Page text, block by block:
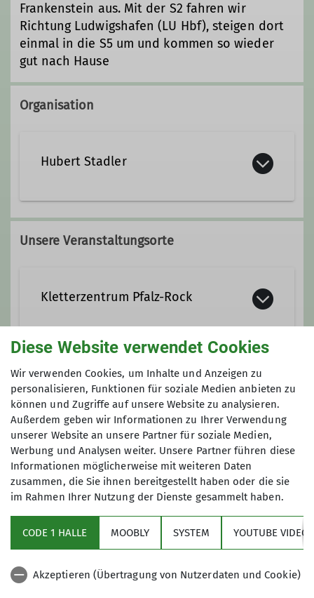
Frankenstein aus. Mit der S2 fahren wir
Richtung Ludwigshafen (LU Hbf), steigen dort
einmal in die S5 um und kommen so wieder
gut nach Hause
Organisation
Hubert Stadler
06233 54586 0176 72352775
hbrt.stadler@t-online.de
Wanderleiter*in
Unsere Veranstaltungsorte
Kletterzentrum Pfalz-Rock
https://pfalz-rock.de/
Mörscher Strasse 89
67227 Frankenthal
Anmeldung
Die Anmeldung erfolgt bei der Tourenleitung
Sektionsarchiv
Artikel Archiv
Diese Website verwendet Cookies
Wir verwenden Cookies, um Inhalte und Anzeigen zu
personalisieren, Funktionen für soziale Medien anbieten zu
können und Zugriffe auf unsere Website zu analysieren.
Außerdem geben wir Informationen zu Ihrer Verwendung
unserer Website an unsere Partner für soziale Medien,
Werbung und Analysen weiter. Unsere Partner führen diese
Informationen möglicherweise mit weiteren Daten
zusammen, die Sie ihnen bereitgestellt haben oder die sie
im Rahmen Ihrer Nutzung der Dienste gesammelt haben.
CODE 1 HALLE MOOBLY SYSTEM YOUTUBE VIDEOS
Akzeptieren (Übertragung von Nutzerdaten und Cookie)